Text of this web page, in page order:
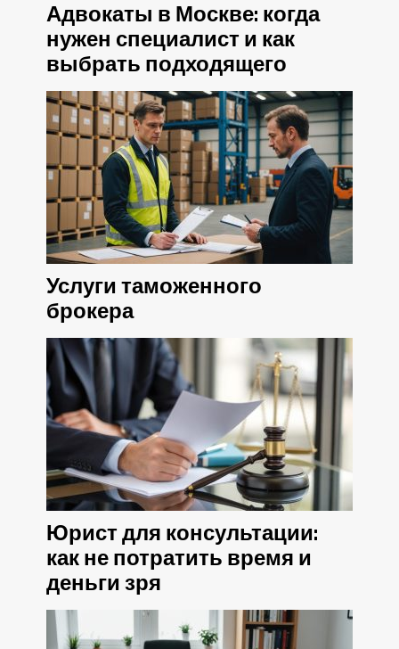
Адвокаты в Москве: когда
нужен специалист и как
выбрать подходящего
Услуги таможенного
брокера
Юрист для консультации:
как не потратить время и
деньги зря